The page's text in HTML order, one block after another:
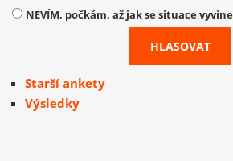
NEVÍM, počkám, až jak se situace vyvine
Starší ankety
Výsledky